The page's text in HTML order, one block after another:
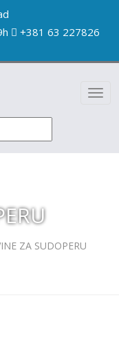
+381 63 227826
ZA SUDOPERU